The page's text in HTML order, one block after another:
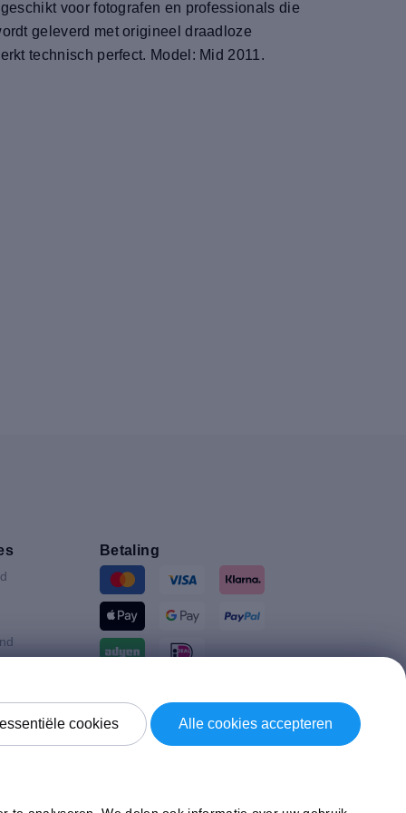
voor fotografen en professionals die
geleverd met origineel draadloze
technisch perfect. Model: Mid 2011.
Koninkrijk
Betaling
Verzending door
cookies
Alle cookies accepteren